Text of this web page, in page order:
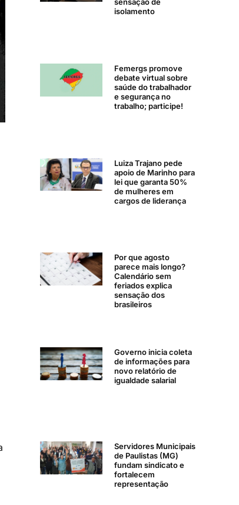
isolamento
Femergs promove
debate virtual sobre
saúde do trabalhador
e segurança no
trabalho; participe!
Luiza Trajano pede
apoio de Marinho para
lei que garanta 50%
de mulheres em
cargos de liderança
Por que agosto
parece mais longo?
Calendário sem
feriados explica
sensação dos
brasileiros
Governo inicia coleta
de informações para
novo relatório de
igualdade salarial
Servidores Municipais
de Paulistas (MG)
fundam sindicato e
fortalecem
representação